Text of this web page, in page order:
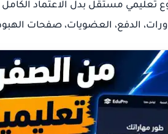
تعليمي مستقل بدل الاعتماد
الدفع، العضويات، صفحات